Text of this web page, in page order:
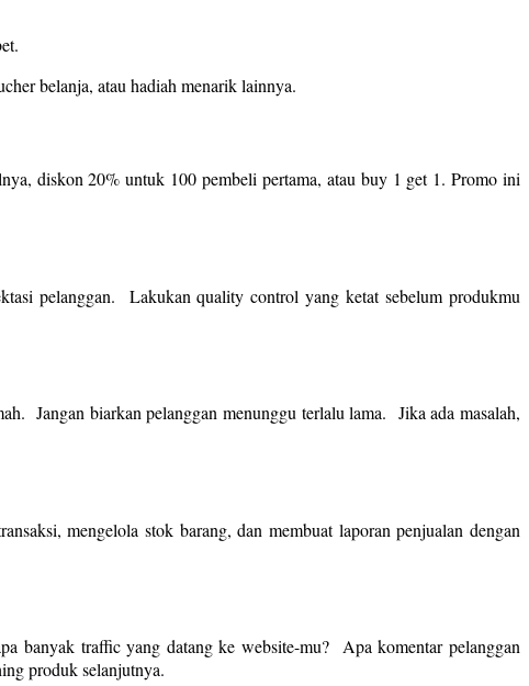
belanja, atau hadiah menarik lainnya.
diskon 20% untuk 100 pembeli pertama, atau buy 1 get 1. Promo ini
pelanggan. Lakukan quality control yang ketat sebelum produkmu
Jangan biarkan pelanggan menunggu terlalu lama. Jika ada masalah,
mengelola stok barang, dan membuat laporan penjualan dengan
banyak traffic yang datang ke website-mu? Apa komentar pelanggan
produk selanjutnya.